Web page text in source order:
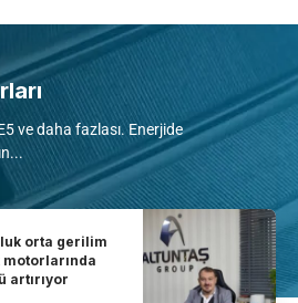
ve daha fazlası. Enerjide
orta gerilim
motorlarında
artırıyor